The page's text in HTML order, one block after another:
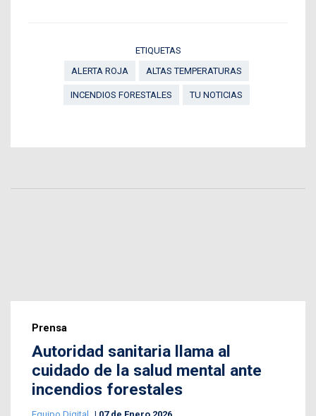
ETIQUETAS
ALERTA ROJA
ALTAS TEMPERATURAS
INCENDIOS FORESTALES TU NOTICIAS
Prensa
Autoridad sanitaria llama al
cuidado de la salud mental ante
incendios forestales